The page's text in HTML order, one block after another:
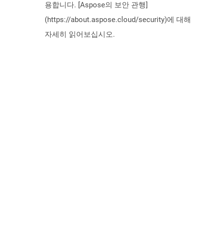
용합니다. [Aspose의 보안 관행]
(https://about.aspose.cloud/security)에 대해
자세히 읽어보십시오.